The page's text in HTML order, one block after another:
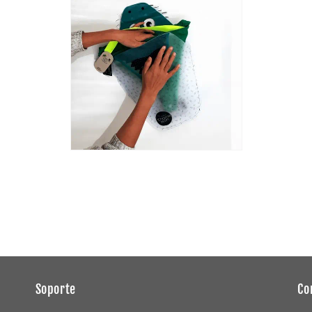
Soporte